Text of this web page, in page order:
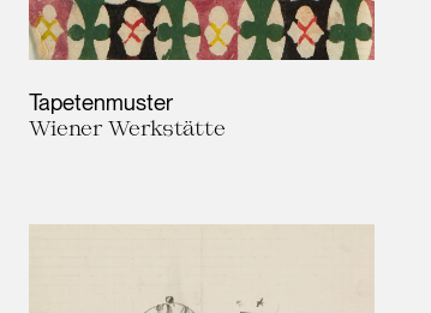
Leopold Museum,
Wien
Tapetenmuster
Wiener Werkstätte